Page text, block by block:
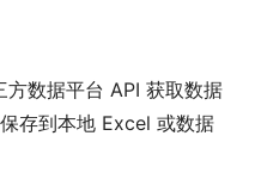
数据平台 API 获取数据
存到本地 Excel 或数据